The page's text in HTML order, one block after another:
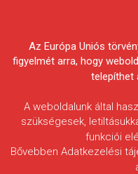
Egyesületek
Fás-tó
Az Európa Uniós
figyelmét arra, hogy
telepíthet
A weboldalunk által
szükségesek,
funkciói
Bővebben Adatkezelési